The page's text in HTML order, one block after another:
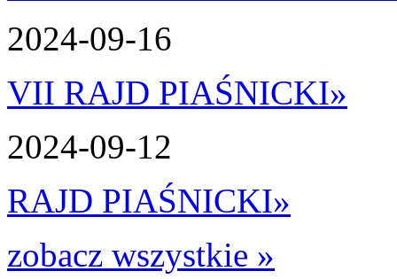
2024-09-16
VII RAJD PIAŚNICKI»
2024-09-12
RAJD PIAŚNICKI»
zobacz wszystkie »